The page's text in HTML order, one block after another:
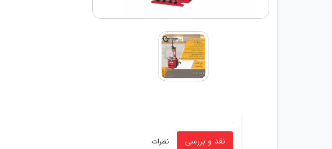
نقد و بررسی نظرات